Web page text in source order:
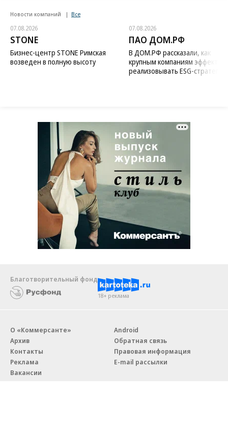
Новости компаний Все
07.08.2026
STONE
Бизнес-центр STONE Римская
возведен в полную высоту
07.08.2026
ПАО ДОМ.РФ
В ДОМ.РФ рассказали, как
крупным компаниям
реализовывать ESG-стратегию
Благотворительный фонд
18+ реклама
О «Коммерсанте»
Архив
Контакты
Реклама
Вакансии
Android
Обратная связь
Правовая информация
E-mail рассылки